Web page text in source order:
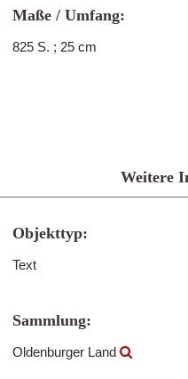
Maße / Umfang:
825 S. ; 25 cm
Weitere
Objekttyp:
Text
Sammlung:
Oldenburger Land